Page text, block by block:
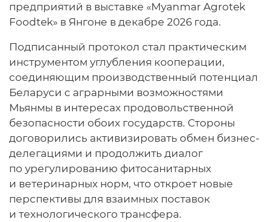
предприятий в выставке «Myanmar Agrotek
Foodtek» в Янгоне в декабре 2026 года.
Подписанный протокол стал практическим
инструментом углубления кооперации,
соединяющим производственный потенциал
Беларуси с аграрными возможностями
Мьянмы в интересах продовольственной
безопасности обоих государств. Стороны
договорились активизировать обмен бизнес-
делегациями и продолжить диалог
по урегулированию фитосанитарных
и ветеринарных норм, что откроет новые
перспективы для взаимных поставок
и технологического трансфера.